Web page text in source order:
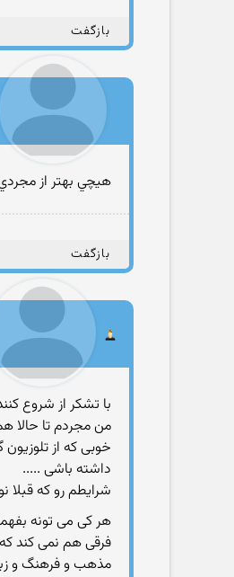
بازگفت
هيچي بهتر از
بازگفت
با تشکر از شروع
داشته باشی .....
شرایطم رو که قبلا
هر کی می تونه
فرقی هم نمی کند
مذهب و فرهنگ و